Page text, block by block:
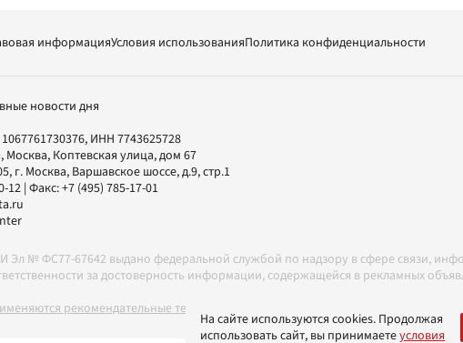
информацияУсловия использованияПолитика конфиденциальности
новости дня
ИНН 7743625728
Москва, Коптевская улица, дом 67
, г. Москва, Варшавское шоссе, д.9, стр.1
12 | Факс:+7 (495) 785-17-01
Эл № ФС77-67642 выдано федеральной службой по надзору в сфере связи,
за достоверность информации, содержащейся в рекламных
рекомендательные технологии в соответствии с Правилами
На сайте используются cookies. Продолжая
использовать сайт, вы принимаетеусловия